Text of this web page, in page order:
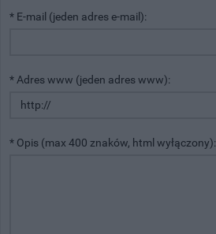
* E-mail (jeden adres e-mail):
* Adres www (jeden adres www):
* Opis (max 400 znaków, html wyłączony):